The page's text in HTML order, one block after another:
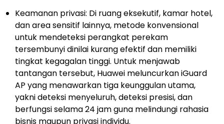
Keamanan privasi: Di ruang eksekutif, kamar hotel,
dan area sensitif lainnya, metode konvensional
untuk mendeteksi perangkat perekam
tersembunyi dinilai kurang efektif dan memiliki
tingkat kegagalan tinggi. Untuk menjawab
tantangan tersebut, Huawei meluncurkan iGuard
AP yang menawarkan tiga keunggulan utama,
yakni deteksi menyeluruh, deteksi presisi, dan
berfungsi selama 24 jam guna melindungi rahasia
bisnis maupun privasi individu.